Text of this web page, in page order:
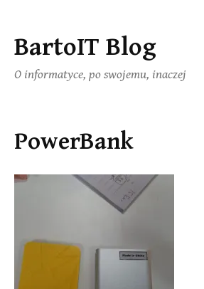
Skip
content
BartoIT Blog
O informatyce, po swojemu, inaczej
PowerBank